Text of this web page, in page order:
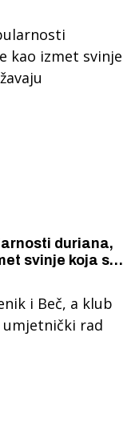
duriana,
svinje koja se